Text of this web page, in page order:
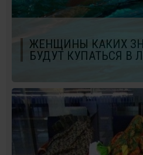
ЖЕНЩИНЫ КАКИХ
БУДУТ КУПАТЬСЯ В